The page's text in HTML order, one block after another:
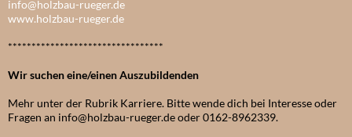
info@holzbau-rueger.de
www.holzbau-rueger.de
*********************************
Wir suchen eine/einen Auszubildenden
Mehr unter der Rubrik Karriere. Bitte wende dich bei Interesse oder
Fragen an info@holzbau-rueger.de oder 0162-8962339.